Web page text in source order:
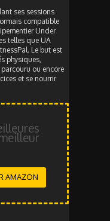
ses sessions
compatible
Under
telles que UA
Le but est
physiques,
ou encore
et se nourrir
AMAZON